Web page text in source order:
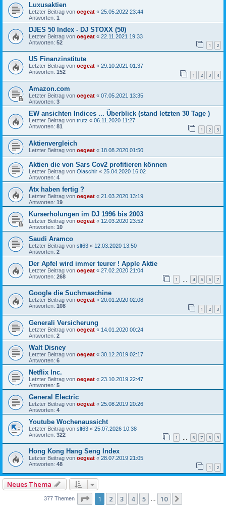
Luxusaktien
Letzter Beitrag von oegeat « 25.05.2022 23:44
Antworten: 1
DJES 50 Index - DJ STOXX (50)
Letzter Beitrag von oegeat « 22.11.2021 19:33
Antworten: 52 1 2
US Finanzinstitute
Letzter Beitrag von oegeat « 29.10.2021 01:37
Antworten: 152 1 2 3 4
Amazon.com
Letzter Beitrag von oegeat « 07.05.2021 13:35
Antworten: 3
EW ansichten Indices ... Überblick (stand letzten 30 Tage )
Letzter Beitrag von trutz « 06.11.2020 11:27
Antworten: 81 1 2 3
Aktienvergleich
Letzter Beitrag von oegeat « 18.08.2020 01:50
Aktien die von Sars Cov2 profitieren können
Letzter Beitrag von Olaschir « 25.04.2020 16:02
Antworten: 4
Atx haben fertig ?
Letzter Beitrag von oegeat « 21.03.2020 13:19
Antworten: 19
Kurserholungen im DJ 1996 bis 2003
Letzter Beitrag von oegeat « 12.03.2020 23:52
Antworten: 10
Saudi Aramco
Letzter Beitrag von slt63 « 12.03.2020 13:50
Antworten: 2
Der Apfel wird immer teurer ! Apple Aktie
Letzter Beitrag von oegeat « 27.02.2020 21:04
Antworten: 268 1 4 5 6 7
Google die Suchmaschine
Letzter Beitrag von oegeat « 20.01.2020 02:08
Antworten: 108 1 2 3
Generali Versicherung
Letzter Beitrag von oegeat « 14.01.2020 00:24
Antworten: 2
Walt Disney
Letzter Beitrag von oegeat « 30.12.2019 02:17
Antworten: 6
Netflix Inc.
Letzter Beitrag von oegeat « 23.10.2019 22:47
Antworten: 5
General Electric
Letzter Beitrag von oegeat « 25.08.2019 20:26
Antworten: 4
Youtube Wochenaussicht
Letzter Beitrag von slt63 « 25.07.2026 10:38
Antworten: 322 1 6 7 8 9
Hong Kong Hang Seng Index
Letzter Beitrag von oegeat « 28.07.2019 21:05
Antworten: 48 1 2
Neues Thema
377 Themen Seite 1von 10
1 2 3 4 5 10